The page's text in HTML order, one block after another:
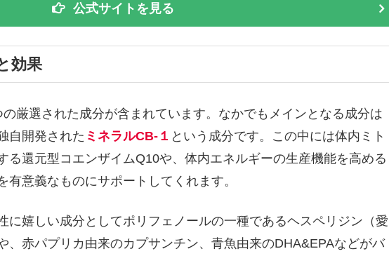
公式サイトを見る
効果
厳選された成分が含まれています。なかでもメインとなる成分は
自開発された ミネラルCB-１ という成分です。この中には体内ミト
る還元型コエンザイムQ10や、体内エネルギーの生産機能を高める
有意義なものにサポートしてくれます。
に嬉しい成分としてポリフェノールの一種であるヘスペリジン（愛
、赤パプリカ由来のカプサンチン、青魚由来のDHA&EPAなどがバ